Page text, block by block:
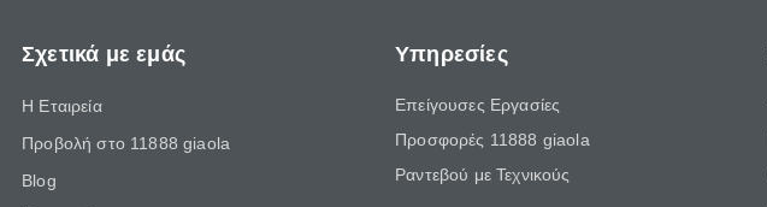
Σχετικά με εμάς
Η Εταιρεία
Προβολή στο 11888 giaola
Blog
Υπηρεσίες
Επείγουσες Εργασίες
Προσφορές 11888 giaola
Ραντεβού με Τεχνικούς